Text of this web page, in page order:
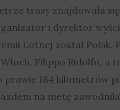
trasy znajdowała
i dyrektor
Lotnej został Polak,
Filippo Ridolfo,
prawie 184 kilometrów
na metę